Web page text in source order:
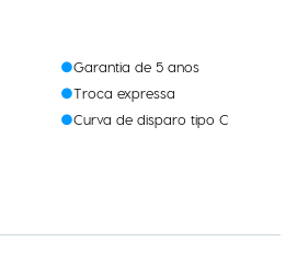
Garantia de 5 anos
Troca expressa
Curva de disparo tipo C